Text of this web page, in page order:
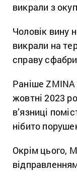
викрали з
Чоловік вину
викрали на
справу
Раніше ZMINA
жовтні 2023
в’язниці
нібито
Окрім цього,